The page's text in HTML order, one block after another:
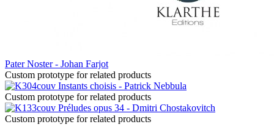
Pater Noster - Johan Farjot
Custom prototype for related products
Instants choisis - Patrick Nebbula
Custom prototype for related products
Préludes opus 34 - Dmitri Chostakovitch
Custom prototype for related products